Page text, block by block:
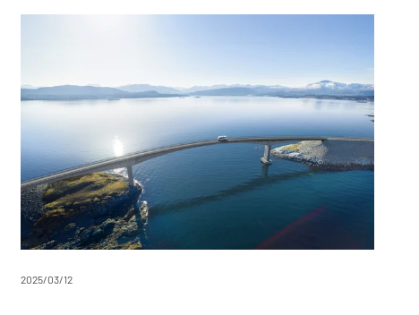
2025/03/12